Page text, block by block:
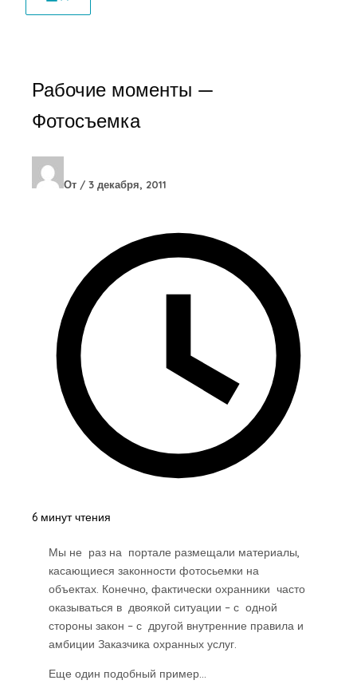
Рабочие моменты —
Фотосъемка
От / 3 декабря, 2011
6 минут чтения
Мы не раз на портале размещали материалы,
касающиеся законности фотосьемки на
объектах. Конечно, фактически охранники часто
оказываться в двоякой ситуации – с одной
стороны закон – с другой внутренние правила и
амбиции Заказчика охранных услуг.
Еще один подобный пример...